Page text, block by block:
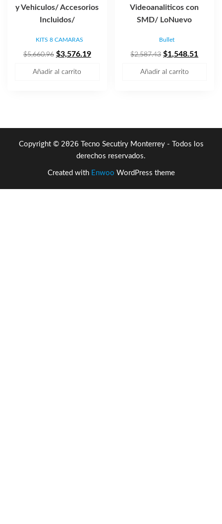
y Vehiculos/ Accesorios
Incluidos/
KITS 8 CAMARAS
$5,660.96 El
$3,576.19El
Añadir al carrito
Videoanaliticos con
SMD/ LoNuevo
Bullet
$2,587.43 El
$1,548.51
Añadir al carrito
Copyright © 2026 Tecno Secutiry Monterrey - Todos los
derechos reservados.
Created with Enwoo WordPress theme